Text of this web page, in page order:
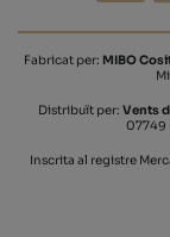
Fabricat per: MIBO
Distribuït per: Vents
07749
Inscrita al registre